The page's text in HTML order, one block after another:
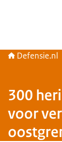
Defensie.nl
300
voor